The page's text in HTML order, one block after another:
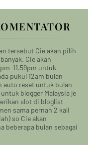
tersebut Cie akan pilih
Cie akan
11.59pm untuk
pukul 12am bulan
auto reset untuk bulan
blogger Malaysia je
slot di bloglist
sama pernah 2 kali
so Cie akan
beberapa bulan sebagai